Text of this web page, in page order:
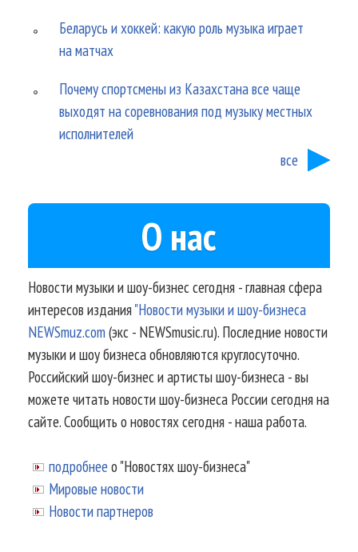
Беларусь и хоккей: какую роль музыка играет
на матчах
Почему спортсмены из Казахстана все чаще
выходят на соревнования под музыку местных
исполнителей
все
О нас
Новости музыки и шоу-бизнес сегодня - главная сфера
интересов издания"Новости музыки и шоу-бизнеса
NEWSmuz.com(экс - NEWSmusic.ru). Последние новости
музыки и шоу бизнеса обновляются круглосуточно.
Российский шоу-бизнес и артисты шоу-бизнеса - вы
можете читать новости шоу-бизнеса России сегодня на
сайте. Сообщить о новостях сегодня - наша работа.
подробнее о "Новостях шоу-бизнеса"
Мировые новости
Новости партнеров